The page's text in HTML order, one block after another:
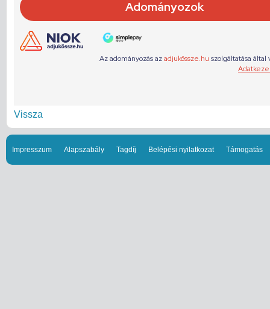
Vissza
Impresszum Alapszabály Tagdíj Belépési nyilatkozat Támogatás